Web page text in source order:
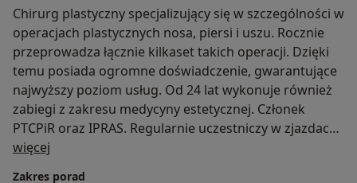
Chirurg plastyczny specjalizujący się w szczególności w
operacjach plastycznych nosa, piersi i uszu. Rocznie
przeprowadza łącznie kilkaset takich operacji. Dzięki
temu posiada ogromne doświadczenie, gwarantujące
najwyższy poziom usług. Od 24 lat wykonuje również
zabiegi z zakresu medycyny estetycznej. Członek
PTCPiR oraz IPRAS. Regularnie uczestniczy w zjazdach,
konferencjach i szkoleniach organizowanych przez
więcej
Zakres porad